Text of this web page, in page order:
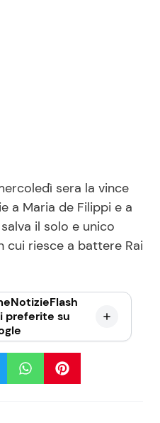
sera la vince
a Maria de Filippi e a
il solo e unico
cui riesce a battere Rai
preferite su